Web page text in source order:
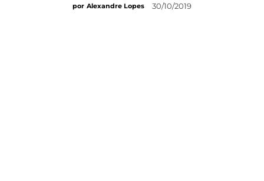
por Alexandre Lopes 30/10/2019